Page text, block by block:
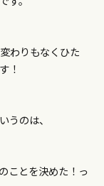
わりもなくひた
！
うのは、
ことを決めた！っ